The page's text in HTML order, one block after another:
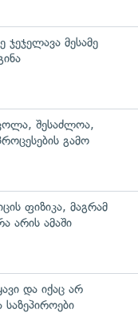
ჯეჯელავა მესამე
შესაძლოა,
გამო
ფიზიკა, მაგრამ
არის ამაში
და იქაც არ